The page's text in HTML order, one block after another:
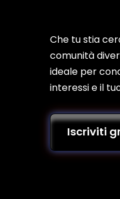
Che tu stia
comunità
ideale per
interessi e il
Iscriviti